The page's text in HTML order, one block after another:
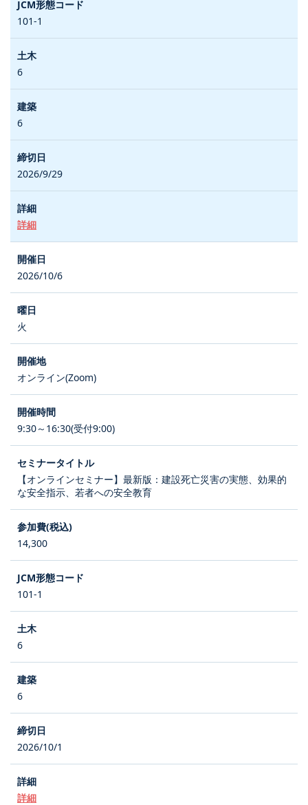
101-1
6
6
2026/9/29
詳細
2026/10/6
火
オンライン(Zoom)
9:30～16:30(受付9:00)
【オンラインセミナー】最新版：建設死亡災害の実態、効果的
な安全指示、若者への安全教育
14,300
101-1
6
6
2026/10/1
詳細